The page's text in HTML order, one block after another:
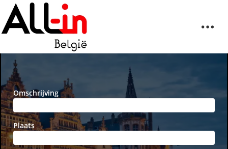
Omschrijving
Plaats